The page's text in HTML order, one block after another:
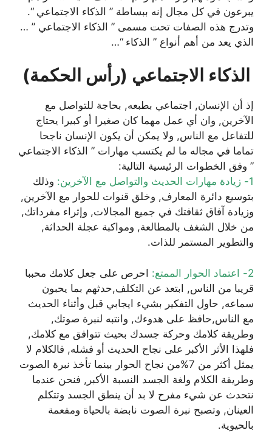
يبرعون في كل مجال إنه ببساطة ” الذكاء الاجتماعي “.
وتدرج هذه الصفات تحت مسمى ” الذكاء الاجتماعي ” …
الذي يعد من أهم أنواع ” الذكاء “…
الذكاء الاجتماعي (رأس الحكمة)
إذ أن الإنسان, اجتماعي بطبعه, بحاجة للتواصل مع
الآخرين, وان أي عمل مهما كان صغيرا أو كبيرا يحتاج
للتفاعل مع الناس, ولا يمكن أن يكون الإنسان ناجحا
تماما في مجاله ما لم يكتسب مهارات ” الذكاء الاجتماعي
” وفق الخطوات الرئيسية التالية:
1- زيادة مهارات الحديث والتواصل مع الآخرين:
وذلك
بتوسيع دائرة المعارف, وخلق قنوات للحوار مع الآخرين,
وزيادة آفاق ثقافتك في جميع المجالات, وإثراء مفرداتك,
من خلال الشغف بالمطالعة, ومواكبة عجلة الحداثة,
والتطوير المستمر للذات.
2- اعتماد الحوار الممتع:
احرص على جعل كلامك محببا
قريبا من الناس, ابتعد عن التكلف,حدثهم بما يحبون
سماعه, حاول التفكير بشيء ايجابي قبل وأثناء الحديث
مع الناس,حافظ على هدوءك, وانتبه لنبرة صوتك,
وطريقة كلامك وحركة جسدك بحيث تتوافق مع كلامك,
فلهذا الأثر الأكبر على نجاح الحديث أو فشله, فالكلام لا
يمثل أكثر من 7%من نجاح الحوار بينما تأخذ نبرة الصوت
وطريقة الكلام ولغة الجسد النسبة الأكبر, فنحن عندما
نتحدث عن شيء مفرح لا بد أن ينطق الجسد وتتكلم
العينان, وتصبح نبرة الصوت نابضة بالحياة ومفعمة
بالحيوية.